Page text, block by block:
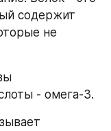
содержит
не
- омега-3.